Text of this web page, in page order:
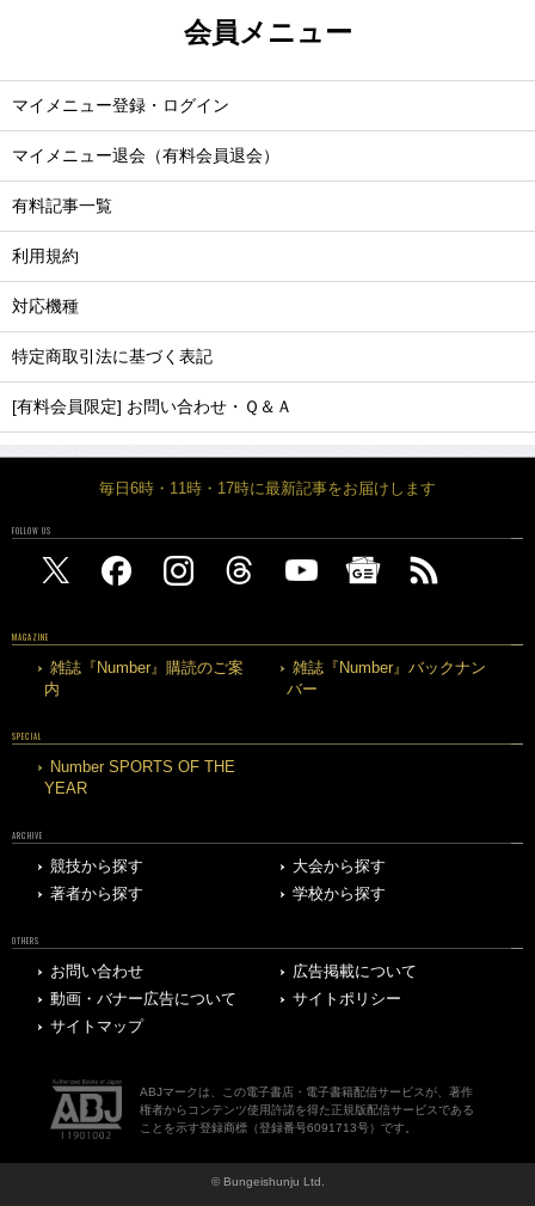
会員メニュー
マイメニュー登録・ログイン
マイメニュー退会（有料会員退会）
有料記事一覧
利用規約
対応機種
特定商取引法に基づく表記
[有料会員限定] お問い合わせ・Ｑ＆Ａ
毎日6時・11時・17時に最新記事をお届けします
FOLLOW US
MAGAZINE
雑誌『Number』購読のご案
内
雑誌『Number』バックナン
バー
SPECIAL
Number SPORTS OF THE
YEAR
ARCHIVE
競技から探す
大会から探す
著者から探す
学校から探す
OTHERS
お問い合わせ
広告掲載について
動画・バナー広告について
サイトポリシー
サイトマップ
ABJマークは、この電子書店・電子書籍配信サービスが、著作
権者からコンテンツ使用許諾を得た正規版配信サービスである
ことを示す登録商標（登録番号6091713号）です。
© Bungeishunju Ltd.